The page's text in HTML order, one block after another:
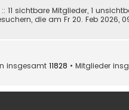
11 sichtbare Mitglieder, 1
die am Fr 20. Feb 2026,
insgesamt 11828 • Mitglieder